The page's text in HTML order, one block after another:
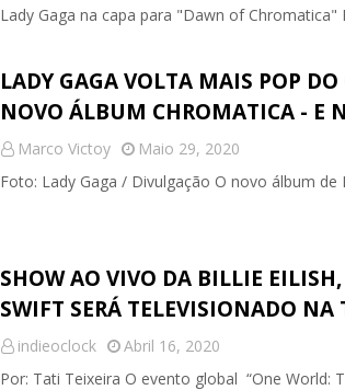
Lady Gaga na capa para "Dawn of
LADY GAGA VOLTA MAIS POP
NOVO ÁLBUM CHROMATICA - E
Marco Victoy
Maio 29, 2020
Foto: Lady Gaga / Divulgação O novo álbum
SHOW AO VIVO DA BILLIE
SWIFT SERÁ TELEVISIONADO NA
indieoclock
Abril 16, 2020
Por: Tati Teixeira O evento global “One World: